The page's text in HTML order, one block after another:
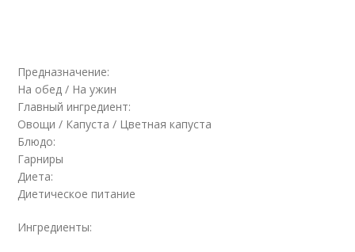
Предназначение:
На обед / На ужин
Главный ингредиент:
Овощи / Капуста / Цветная капуста
Блюдо:
Гарниры
Диета:
Диетическое питание
Ингредиенты: